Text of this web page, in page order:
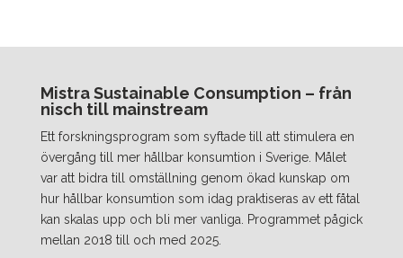
Mistra Sustainable Consumption – från
nisch till mainstream
Ett forskningsprogram som syftade till att stimulera en
övergång till mer hållbar konsumtion i Sverige. Målet
var att bidra till omställning genom ökad kunskap om
hur hållbar konsumtion som idag praktiseras av ett fåtal
kan skalas upp och bli mer vanliga. Programmet pågick
mellan 2018 till och med 2025.